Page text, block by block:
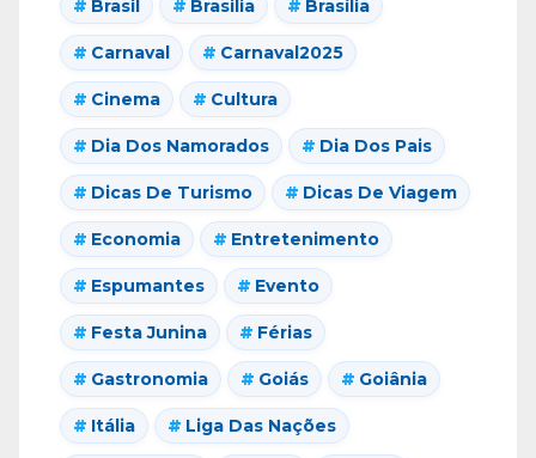
Brasil Brasilia Brasília
Carnaval Carnaval2025
Cinema Cultura
Dia Dos Namorados Dia Dos Pais
Dicas De Turismo Dicas De Viagem
Economia Entretenimento
Espumantes Evento
Festa Junina Férias
Gastronomia Goiás Goiânia
Itália Liga Das Nações